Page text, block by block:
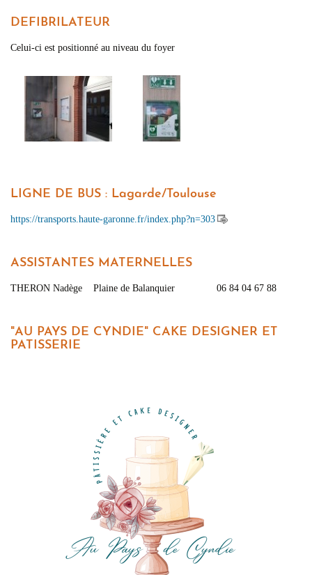
DEFIBRILATEUR
Celui-ci est positionné au niveau du foyer
LIGNE DE BUS : Lagarde/Toulouse
https://transports.haute-garonne.fr/index.php?n=303
ASSISTANTES MATERNELLES
THERON Nadège Plaine de Balanquier 06 84 04 67 88
"AU PAYS DE CYNDIE" CAKE DESIGNER ET
PATISSERIE